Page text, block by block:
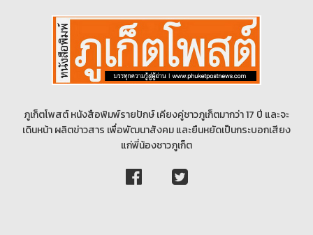
ภูเก็ตโพสต์ หนังสือพิมพ์รายปักษ์ เคียงคู่ชาวภูเก็ตมากว่า 17 ปี และจะ
เดินหน้า ผลิตข่าวสาร เพื่อพัฒนาสังคม และยืนหยัดเป็นกระบอกเสียง
แก่พี่น้องชาวภูเก็ต